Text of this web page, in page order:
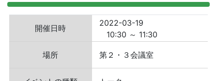
開催日時
2022-03-19
10:30 ～ 11:30
場所 第２・３会議室